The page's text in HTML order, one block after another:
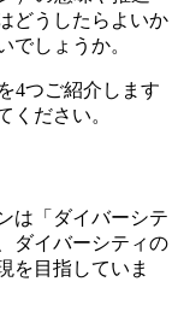
どうしたらよいか
でしょうか。
4つご紹介します
ください。
は「ダイバーシテ
ダイバーシティの
を目指していま